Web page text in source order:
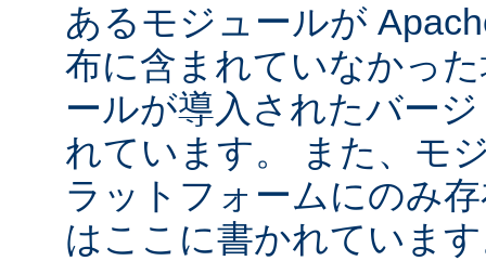
あるモジュールが
布に含まれていなかっ
ールが導入されたバー
れています。 また、モ
ラットフォームにのみ
はここに書かれていま